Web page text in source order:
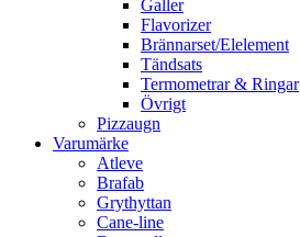
Galler
Flavorizer
Brännarset/Elelement
Tändsats
Termometrar & Ringar
Övrigt
Pizzaugn
Varumärke
Atleve
Brafab
Grythyttan
Cane-line